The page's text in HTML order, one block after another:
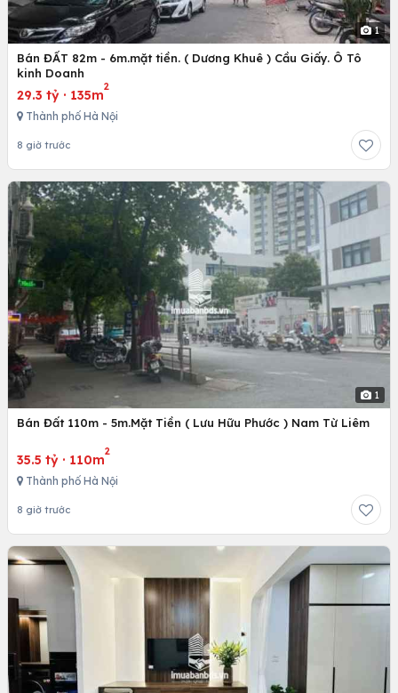
1
Bán ĐẤT 82m - 6m.mặt tiền. ( Dương Khuê ) Cầu Giấy. Ô Tô
kinh Doanh
29.3 tỷ · 135m
2
Thành phố Hà Nội
8 giờ trước
1
Bán Đất 110m - 5m.Mặt Tiền ( Lưu Hữu Phước ) Nam Từ Liêm
35.5 tỷ · 110m
2
Thành phố Hà Nội
8 giờ trước